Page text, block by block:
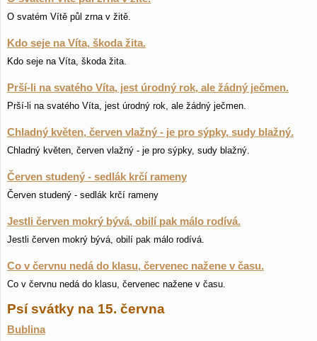
O svatém Vítě půl zrna v žitě.
Kdo seje na Víta, škoda žita.
Kdo seje na Víta, škoda žita.
Prší-li na svatého Víta, jest úrodný rok, ale žádný ječmen.
Prší-li na svatého Víta, jest úrodný rok, ale žádný ječmen.
Chladný květen, červen vlažný - je pro sýpky, sudy blažný.
Chladný květen, červen vlažný - je pro sýpky, sudy blažný.
Červen studený - sedlák krčí rameny
Červen studený - sedlák krčí rameny
Jestli červen mokrý bývá, obilí pak málo rodívá.
Jestli červen mokrý bývá, obilí pak málo rodívá.
Co v červnu nedá do klasu, červenec nažene v času.
Co v červnu nedá do klasu, červenec nažene v času.
Psí svátky na 15. června
Bublina